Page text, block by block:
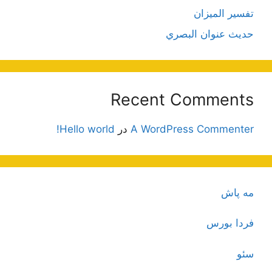
تفسير الميزان
حديث عنوان البصري
Recent Comments
A WordPress Commenter در Hello world!
مه پاش
فردا بورس
سئو